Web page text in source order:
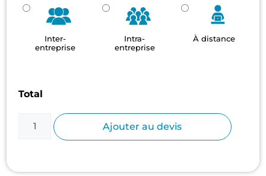
Inter-
entreprise
Intra-
entreprise
À distance
Total
Ajouter au devis